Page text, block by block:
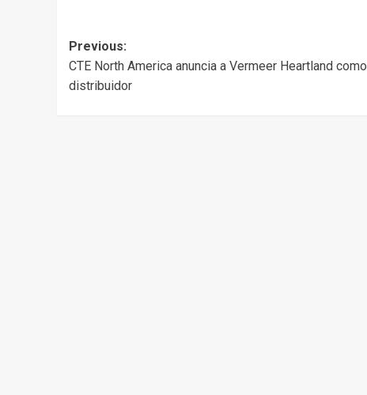
Post
navigation
Previous:
CTE North America anuncia a Vermeer Heartland como
distribuidor